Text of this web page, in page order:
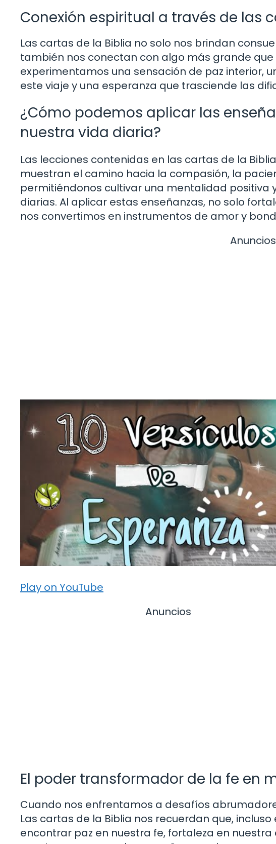
Conexión espiritual a través de las
Las cartas de la Biblia no solo nos brindan
también nos conectan con algo más grande que
experimentamos una sensación de paz interior,
este viaje y una esperanza que trasciende las
¿Cómo podemos aplicar las
nuestra vida diaria?
Las lecciones contenidas en las cartas de la
muestran el camino hacia la compasión, la
permitiéndonos cultivar una mentalidad positiva
diarias. Al aplicar estas enseñanzas, no solo
nos convertimos en instrumentos de amor y
Anuncios
Play on YouTube
Anuncios
El poder transformador de la fe en
Cuando nos enfrentamos a desafíos
Las cartas de la Biblia nos recuerdan que,
encontrar paz en nuestra fe, fortaleza en